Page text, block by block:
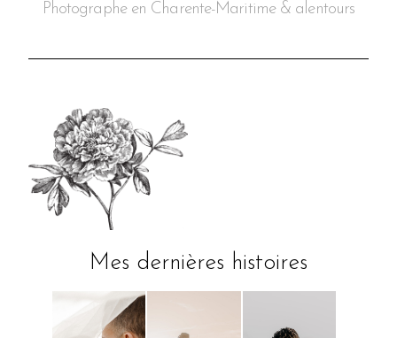
Photographe en Charente-Maritime & alentours
Mes dernières histoires